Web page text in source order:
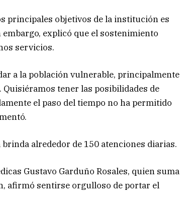
principales objetivos de la institución es
explicó que el sostenimiento
servicios.
a la población vulnerable, principalmente
tener las posibilidades de
el paso del tiempo no ha permitido
alrededor de 150 atenciones diarias.
Gustavo Garduño Rosales, quien suma
afirmó sentirse orgulloso de portar el